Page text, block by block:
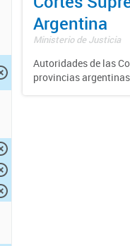
Argentina
Ministerio de Justicia
Autoridades de las
provincias